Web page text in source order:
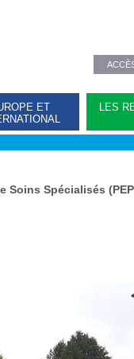
ET
LES
Spécialisés